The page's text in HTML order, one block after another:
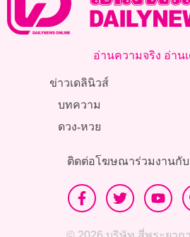
อ่านความจริง อ่าน
ข่าวเดลินิวส์
บทความ
ดวง-หวย
ติดต่อโฆษณาร่วมงานกับ